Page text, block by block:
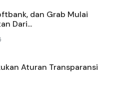
dan Grab Mulai
Dari...
Aturan Transparansi